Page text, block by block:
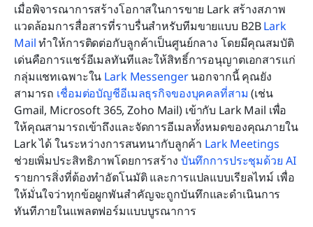
เมื่อพิจารณาการสร้างโอกาสในการขาย Lark สร้างสภาพ
แวดล้อมการสื่อสารที่ราบรื่นสำหรับทีมขายแบบ B2B Lark
Mail ทำให้การติดต่อกับลูกค้าเป็นศูนย์กลาง โดยมีคุณสมบัติ
เด่นคือการแชร์อีเมลทันทีและให้สิทธิ์การอนุญาตเอกสารแก่
กลุ่มแชทเฉพาะใน Lark Messenger นอกจากนี้ คุณยัง
สามารถ เชื่อมต่อบัญชีอีเมลธุรกิจของบุคคลที่สาม (เช่น
Gmail, Microsoft 365, Zoho Mail) เข้ากับ Lark Mail เพื่อ
ให้คุณสามารถเข้าถึงและจัดการอีเมลทั้งหมดของคุณภายใน
Lark ได้ ในระหว่างการสนทนากับลูกค้า Lark Meetings
ช่วยเพิ่มประสิทธิภาพโดยการสร้าง บันทึกการประชุมด้วย AI
รายการสิ่งที่ต้องทำอัตโนมัติ และการแปลแบบเรียลไทม์ เพื่อ
ให้มั่นใจว่าทุกข้อผูกพันสำคัญจะถูกบันทึกและดำเนินการ
ทันทีภายในแพลตฟอร์มแบบบูรณาการ